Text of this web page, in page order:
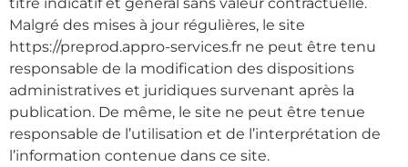
Malgré des mises à jour régulières, le site
https://preprod.appro-services.fr ne peut être tenu
responsable de la modification des dispositions
administratives et juridiques survenant après la
publication. De même, le site ne peut être tenue
responsable de l’utilisation et de l’interprétation de
l’information contenue dans ce site.